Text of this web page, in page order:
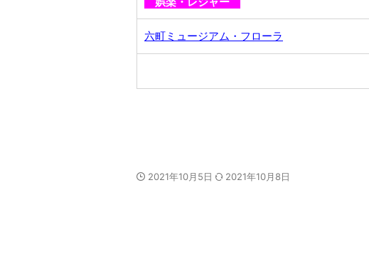
六町ミュージアム・フローラ
2021年10月5日 2021年10月8日